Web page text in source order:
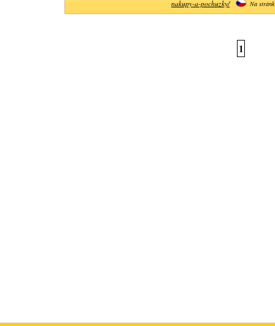
nakupy-a-pochuzky/
Na
1